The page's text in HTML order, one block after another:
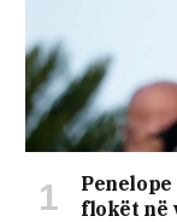
flokët në